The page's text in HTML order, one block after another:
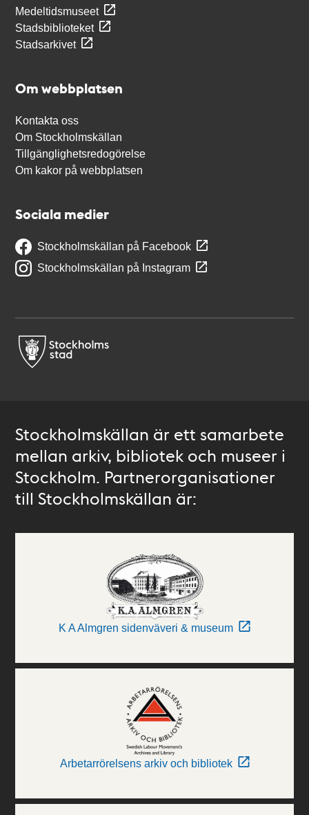
Medeltidsmuseet
Stadsbiblioteket
Stadsarkivet
Om webbplatsen
Kontakta oss
Om Stockholmskällan
Tillgänglighetsredogörelse
Om kakor på webbplatsen
Sociala medier
Stockholmskällan på Facebook
Stockholmskällan på Instagram
Stockholmskällan är ett samarbete
mellan arkiv, bibliotek och museer i
Stockholm. Partnerorganisationer
till Stockholmskällan är:
K A Almgren sidenväveri & museum
Arbetarrörelsens arkiv och bibliotek